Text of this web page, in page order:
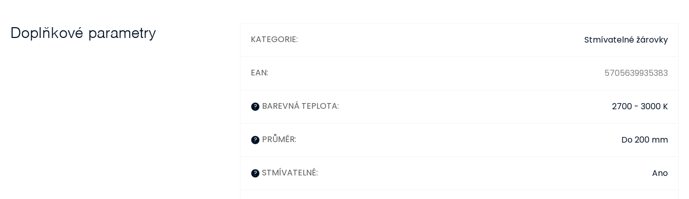
Doplňkové parametry KATEGORIE: Stmívatelné žárovky
EAN: 5705639935383
? BAREVNÁ TEPLOTA: 2700 - 3000 K
? PRŮMĚR: Do 200 mm
? STMÍVATELNÉ: Ano